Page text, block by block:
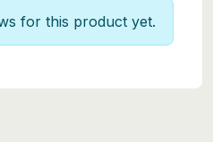
for this product yet.